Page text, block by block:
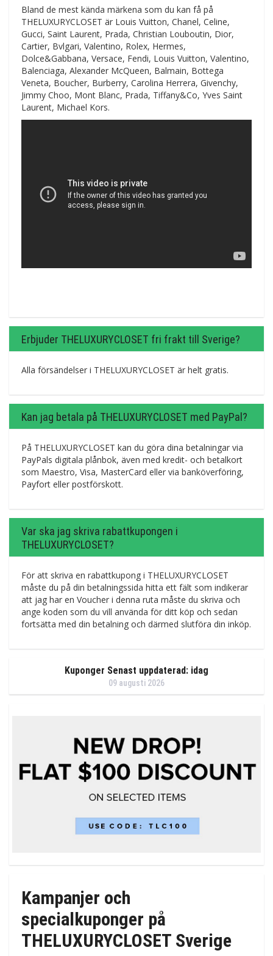
Bland de mest kända märkena som du kan få på
THELUXURYCLOSET är Louis Vuitton, Chanel, Celine,
Gucci, Saint Laurent, Prada, Christian Louboutin, Dior,
Cartier, Bvlgari, Valentino, Rolex, Hermes,
Dolce&Gabbana, Versace, Fendi, Louis Vuitton, Valentino,
Balenciaga, Alexander McQueen, Balmain, Bottega
Veneta, Boucher, Burberry, Carolina Herrera, Givenchy,
Jimmy Choo, Mont Blanc, Prada, Tiffany&Co, Yves Saint
Laurent, Michael Kors.
Erbjuder THELUXURYCLOSET fri frakt till Sverige?
Alla försändelser i THELUXURYCLOSET är helt gratis.
Kan jag betala på THELUXURYCLOSET med PayPal?
På THELUXURYCLOSET kan du göra dina betalningar via
PayPals digitala plånbok, även med kredit- och betalkort
som Maestro, Visa, MasterCard eller via banköverföring,
Payfort eller postförskott.
Var ska jag skriva rabattkupongen i
THELUXURYCLOSET?
För att skriva en rabattkupong i THELUXURYCLOSET
måste du på din betalningssida hitta ett fält som indikerar
att jag har en Voucher i denna ruta måste du skriva och
ange koden som du vill använda för ditt köp och sedan
fortsätta med din betalning och därmed slutföra din inköp.
Kuponger Senast uppdaterad: idag
09 augusti 2026
Kampanjer och
specialkuponger på
THELUXURYCLOSET Sverige